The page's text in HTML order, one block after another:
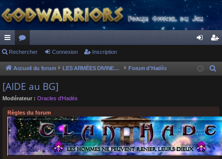
ac
co
ur
ci
or
u
m
s
ne cri
Rechercher Connexion Inscription
Accueil du forum LES ARMÉES DIVINES - FORUMS DE CLAN Forum d'Hadès
r
c
h
e
[AIDE au BG]
Modérateur : Oracles d'Hadès
Règles du forum